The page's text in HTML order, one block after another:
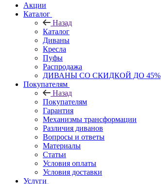
Акции
Каталог
Назад
Каталог
Диваны
Кресла
Пуфы
Распродажа
ДИВАНЫ СО СКИДКОЙ ДО 45%
Покупателям
Назад
Покупателям
Гарантия
Механизмы трансформации
Различия диванов
Вопросы и ответы
Материалы
Статьи
Условия оплаты
Условия доставки
Услуги